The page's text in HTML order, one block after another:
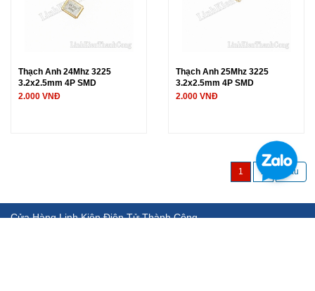
Thạch Anh 24Mhz 3225
3.2x2.5mm 4P SMD
2.000 VNĐ
Thạch Anh 25Mhz 3225
3.2x2.5mm 4P SMD
2.000 VNĐ
1 2
Cửa Hàng Linh Kiện Điện Tử Thành Công